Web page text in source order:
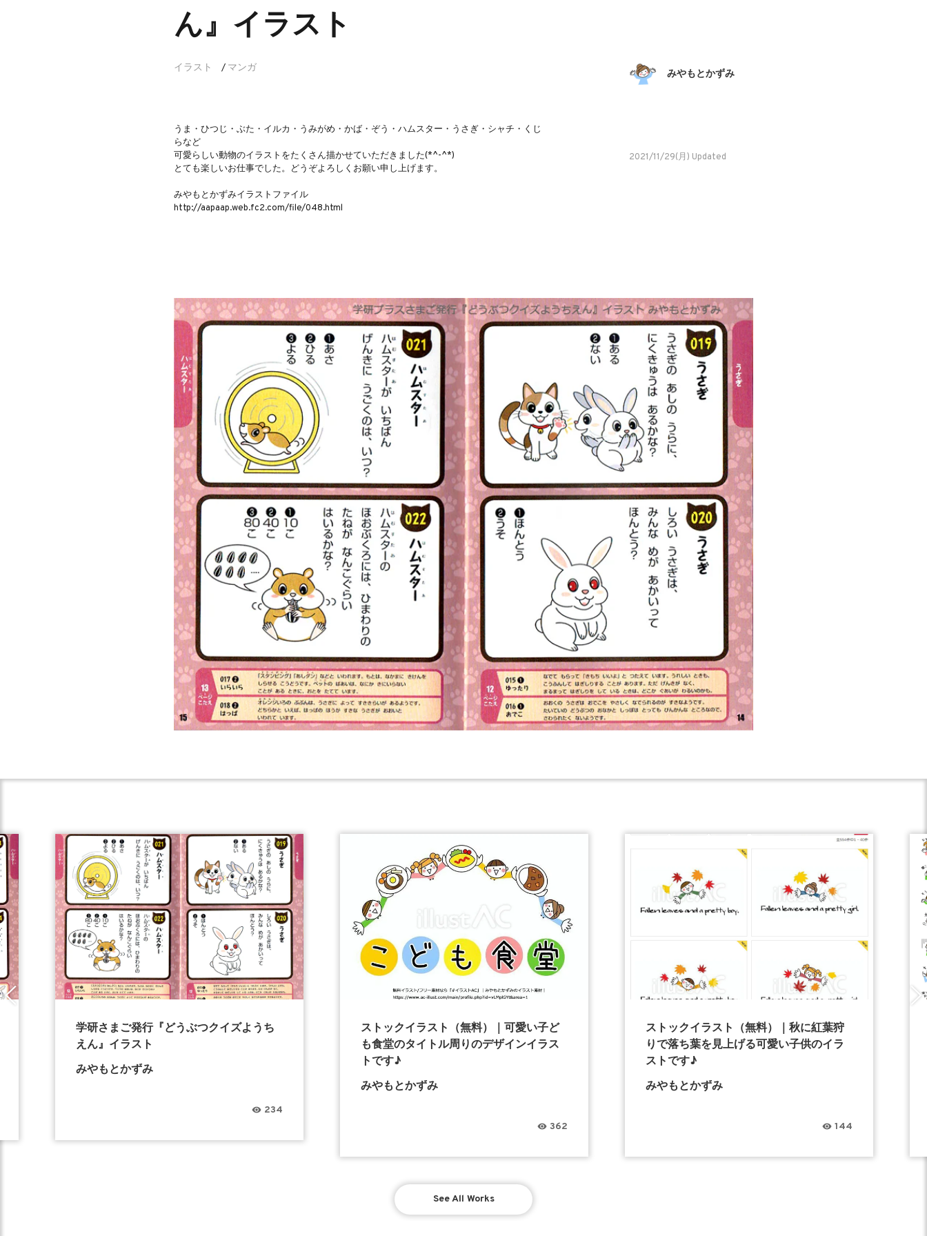
ん』イラスト
イラスト / マンガ
みやもとかずみ
うま・ひつじ・ぶた・イルカ・うみがめ・かば・ぞう・ハムスター・うさぎ・シャチ・くじ
らなど
可愛らしい動物のイラストをたくさん描かせていただきました(*^-^*)
とても楽しいお仕事でした。どうぞよろしくお願い申し上げます。
みやもとかずみイラストファイル
http://aapaap.web.fc2.com/file/048.html
2021/11/29(月) Updated
学研さまご発行『どうぶつクイズようち
えん』イラスト
みやもとかずみ
234
ストックイラスト（無料）｜可愛い子ど
も食堂のタイトル周りのデザインイラス
トです♪
みやもとかずみ
362
ストックイラスト（無料）｜秋に紅葉狩
りで落ち葉を見上げる可愛い子供のイラ
ストです♪
みやもとかずみ
144
See All Works